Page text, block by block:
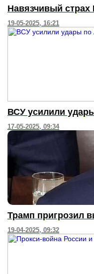
Навязчивый страх
19-05-2025, 16:21
ВСУ усилили
17-05-2025, 09:34
Трамп пригрозил
19-04-2025, 09:32